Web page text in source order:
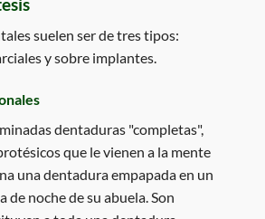
suelen ser de tres tipos:
y sobre implantes.
dentaduras "completas",
que le vienen a la mente
una dentadura empapada en un
de noche de su abuela. Son